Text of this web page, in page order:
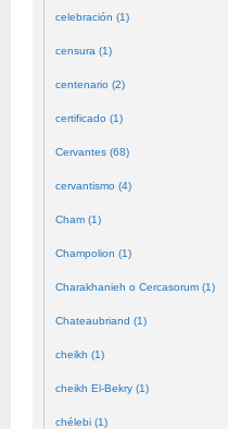
celebración (1)
censura (1)
centenario (2)
certificado (1)
Cervantes (68)
cervantismo (4)
Cham (1)
Champolion (1)
Charakhanieh o Cercasorum (1)
Chateaubriand (1)
cheikh (1)
cheikh El-Bekry (1)
chélebi (1)